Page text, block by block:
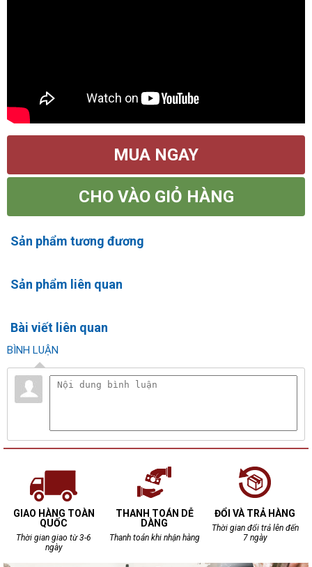
MUA NGAY
CHO VÀO GIỎ HÀNG
Sản phẩm tương đương
Sản phẩm liên quan
Bài viết liên quan
BÌNH LUẬN
GIAO HÀNG TOÀN
QUỐC
Thời gian giao từ 3-6
ngày
THANH TOÁN DỄ
DÀNG
Thanh toán khi nhận hàng
ĐỔI VÀ TRẢ HÀNG
Thời gian đổi trả lên đến
7 ngày